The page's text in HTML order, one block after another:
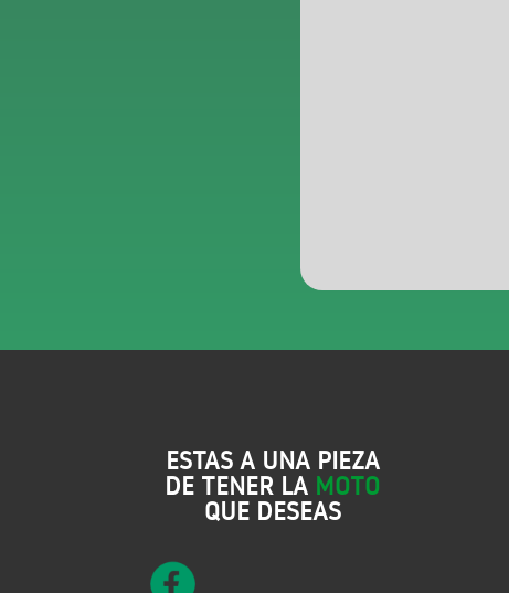
ESTAS A UNA PIEZA
DE TENER LA MOTO
QUE DESEAS